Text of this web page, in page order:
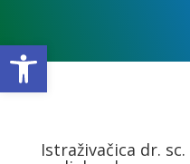
Open toolbar
Istraživačica dr.